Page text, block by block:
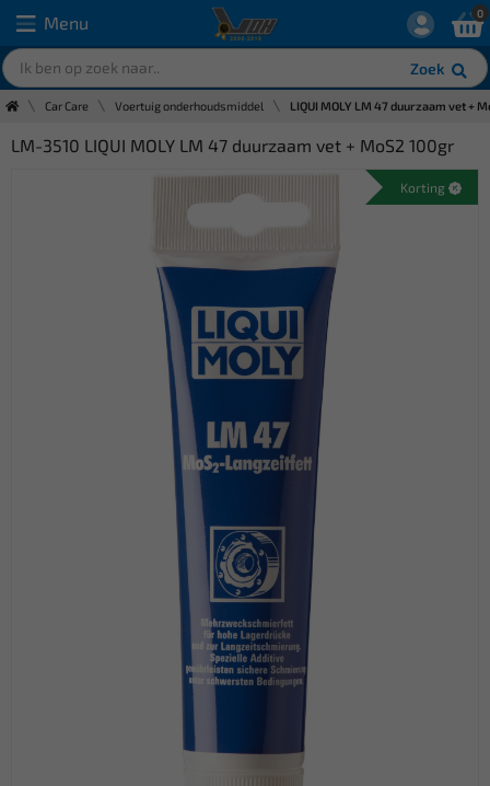
Menu
Zoek
0
Car Care Voertuig onderhoudsmiddel LIQUI MOLY LM 47 duurzaam vet +
LM-3510 LIQUI MOLY LM 47 duurzaam vet + MoS2 100gr
Korting